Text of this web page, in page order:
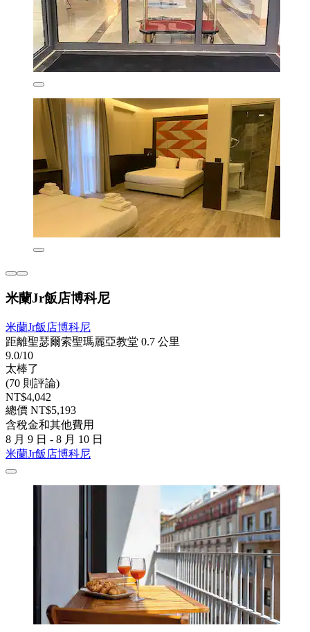
米蘭Jr飯店博科尼
米蘭Jr飯店博科尼
距離聖瑟爾索聖瑪麗亞教堂 0.7 公里
9.0/10
太棒了
(70 則評論)
NT$4,042
總價 NT$5,193
含稅金和其他費用
8 月 9 日 - 8 月 10 日
米蘭Jr飯店博科尼